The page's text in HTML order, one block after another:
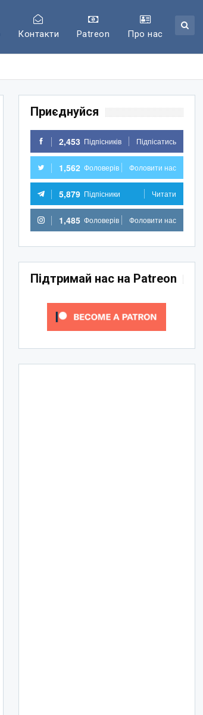
Контакти Patreon Про нас
Приєднуйся
2,453 Підпісників Підпісатись
1,562 Фоловерів Фоловити нас
5,879 Підпісники Читати
1,485 Фоловерів Фоловити нас
Підтримай нас на Patreon